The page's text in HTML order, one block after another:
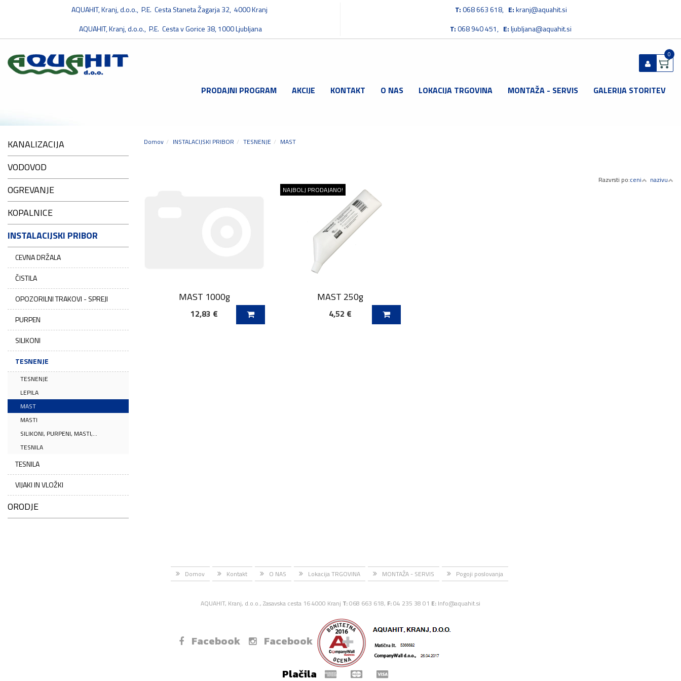
AQUAHIT, Kranj, d.o.o., P.E. Cesta Staneta Žagarja 32, 4000 Kranj
AQUAHIT, Kranj, d.o.o., P.E. Cesta v Gorice 38, 1000 Ljubljana
T:068 663 618, E:kranj@aquahit.si
T:068 940 451, E:ljubljana@aquahit.si
0
PRODAJNI PROGRAM AKCIJE KONTAKT O NAS LOKACIJA TRGOVINA MONTAŽA - SERVIS GALERIJA STORITEV
KANALIZACIJA
VODOVOD
OGREVANJE
KOPALNICE
INSTALACIJSKI PRIBOR
CEVNA DRŽALA
ČISTILA
OPOZORILNI TRAKOVI - SPREJI
PURPEN
SILIKONI
TESNENJE
TESNENJE
LEPILA
MAST
MASTI
SILIKONI, PURPENI, MASTI,...
TESNILA
TESNILA
VIJAKI IN VLOŽKI
ORODJE
Domov INSTALACIJSKI PRIBOR TESNENJE MAST
Razvrsti po:ceni nazivu
MAST 1000g
12,83 €
DODAJ V KOŠARICO
NAJBOLJ PRODAJANO!
MAST 250g
4,52 €
DODAJ V KOŠARICO
Domov Kontakt O NAS Lokacija TRGOVINA MONTAŽA - SERVIS Pogoji poslovanja
AQUAHIT, Kranj, d.o.o., Zasavska cesta 16 4000 Kranj T:068 663 618, F:04 235 38 01 E: Info@aquahit.si
Facebook Facebook
Plačila